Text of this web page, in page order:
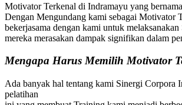
Motivator Terkenal di Indramayu yang bernama
Dengan Mengundang kami sebagai Motivator
bekerjasama dengan kami untuk
mereka merasakan dampak signifikan dalam
Mengapa Harus Memilih Motivator
Ada banyak hal tentang kami Sinergi Corpora
pelatihan